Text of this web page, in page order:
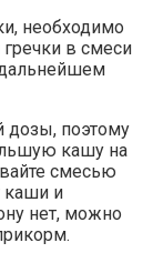
необходимо
в смеси
дальнейшем
дозы, поэтому
кашу на
смесью
каши и
нет, можно